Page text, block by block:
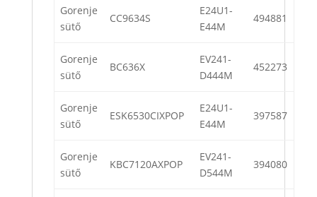
Gorenje
sütő
CC9634S
E24U1-
E44M
494881
Gorenje
sütő
BC636X
EV241-
D444M
452273
Gorenje
sütő
ESK6530CIXPOP
E24U1-
E44M
397587
Gorenje
sütő
KBC7120AXPOP
EV241-
D544M
394080